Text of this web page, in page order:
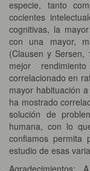
especie, tanto
cocientes
cognitivas, la
con una mayor,
(Clausen y Sersen,
mejor
correlacionado en
mayor habituación
ha mostrado
solución de
humana, con lo
confiamos permita
estudio de esas
Agradecimientos: